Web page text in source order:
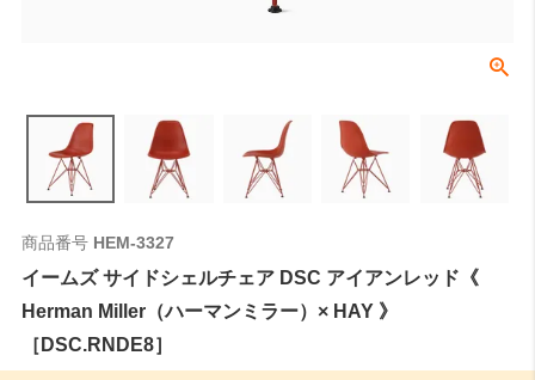
商品番号 HEM-3327
イームズ サイドシェルチェア DSC アイアンレッド《
Herman Miller（ハーマンミラー）× HAY 》
［DSC.RNDE8］